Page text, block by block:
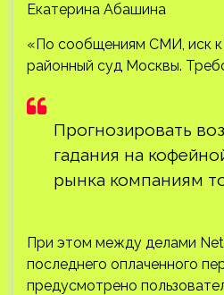
Екатерина Абашина
«По сообщениям СМИ, иск к
районный суд Москвы.
Прогнозировать
гадания на
рынка компаниям
При этом между делами
последнего оплаченного
предусмотрено